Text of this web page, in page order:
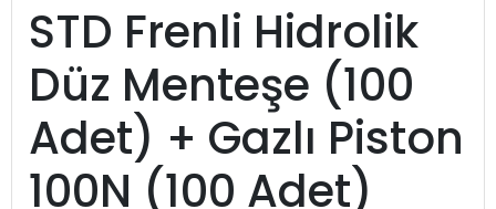
STD Frenli Hidrolik
Düz Menteşe (100
Adet) + Gazlı Piston
100N (100 Adet)